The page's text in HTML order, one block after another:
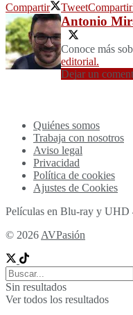
Compartir
TweetCompartir
Antonio
Conoce más
editorial.
Dejar un
Quiénes somos
Trabaja con nosotros
Aviso legal
Privacidad
Política de cookies
Ajustes de Cookies
Películas en Blu-ray y UHD
© 2026 AVPasión
Sin resultados
Ver todos los resultados